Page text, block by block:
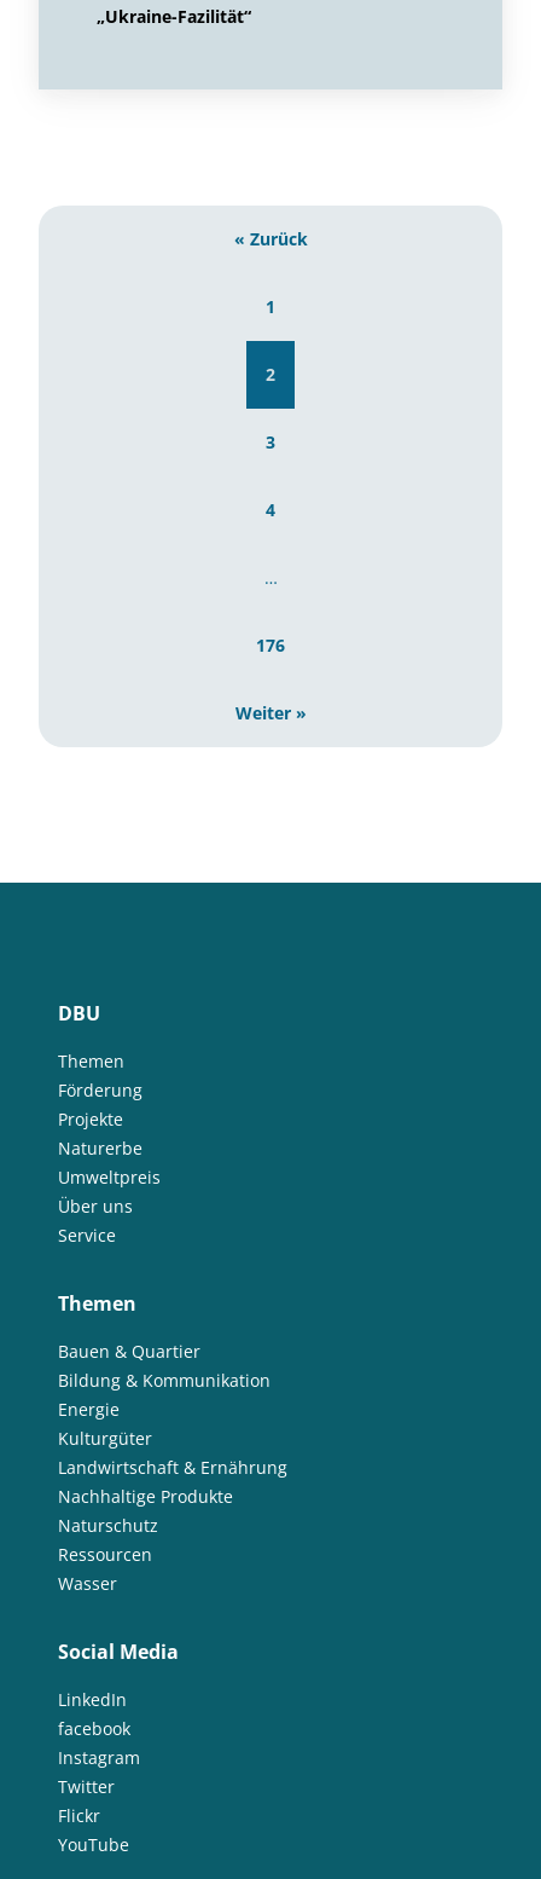
„Ukraine-Fazilität“
« Zurück
1
2
3
4
…
176
Weiter »
DBU
Themen
Förderung
Projekte
Naturerbe
Umweltpreis
Über uns
Service
Themen
Bauen & Quartier
Bildung & Kommunikation
Energie
Kulturgüter
Landwirtschaft & Ernährung
Nachhaltige Produkte
Naturschutz
Ressourcen
Wasser
Social Media
LinkedIn
facebook
Instagram
Twitter
Flickr
YouTube